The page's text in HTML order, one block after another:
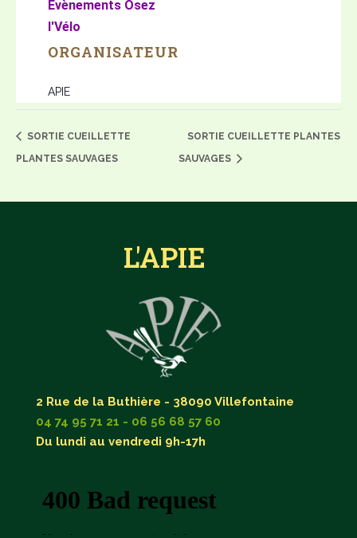
Évènements Osez
l'Vélo
ORGANISATEUR
APIE
SORTIE CUEILLETTE
PLANTES SAUVAGES
SORTIE CUEILLETTE PLANTES
SAUVAGES
L'APIE
2 Rue de la Buthière - 38090 Villefontaine
04 74 95 71 21 - 06 56 68 57 60
Du lundi au vendredi 9h-17h